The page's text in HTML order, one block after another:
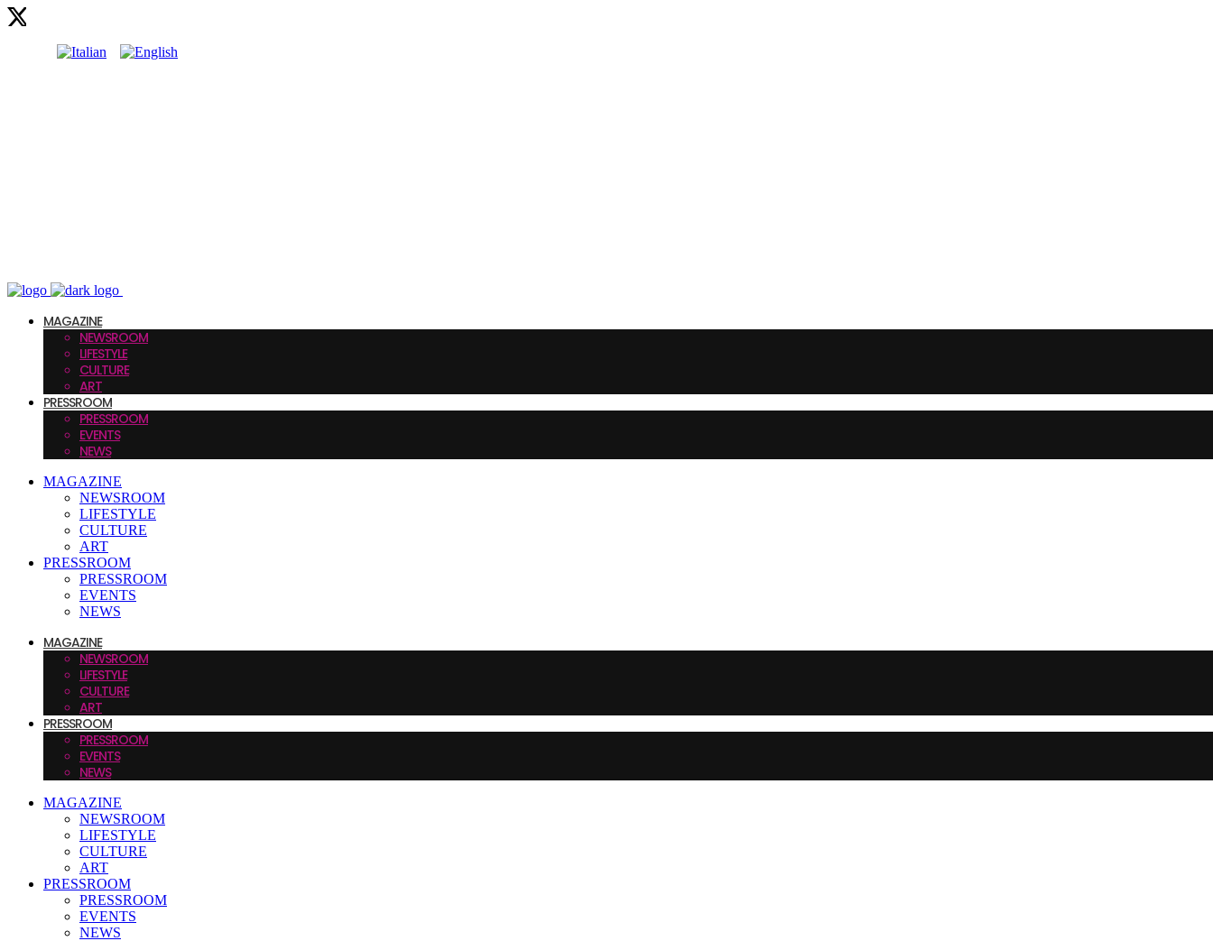
MAGAZINE
NEWSROOM
LIFESTYLE
CULTURE
ART
PRESSROOM
PRESSROOM
EVENTS
NEWS
MAGAZINE
NEWSROOM
LIFESTYLE
CULTURE
ART
PRESSROOM
PRESSROOM
EVENTS
NEWS
MAGAZINE
NEWSROOM
LIFESTYLE
CULTURE
ART
PRESSROOM
PRESSROOM
EVENTS
NEWS
MAGAZINE
NEWSROOM
LIFESTYLE
CULTURE
ART
PRESSROOM
PRESSROOM
EVENTS
NEWS